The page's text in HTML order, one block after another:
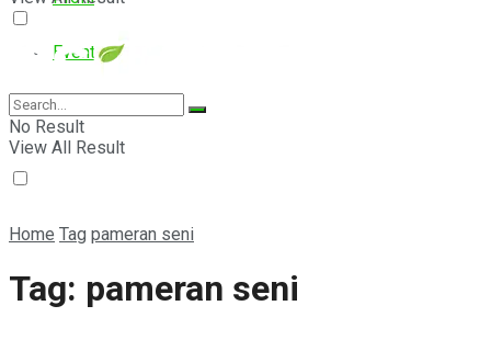
Event
E-Magazine
No Result
View All Result
Home Tag pameran seni
Tag: pameran seni